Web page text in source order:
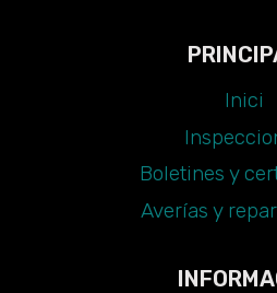
Inici
Boletines y
Averías y